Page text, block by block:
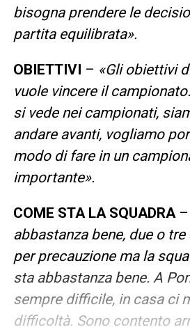
bisogna prendere le
partita equilibrata».
OBIETTIVI – «Gli obiettivi
vuole vincere il
si vede nei campionati,
andare avanti, vogliamo
modo di fare in un
importante».
COME STA LA SQUADRA–
abbastanza bene, due o
per precauzione ma la
sta abbastanza bene. A
sempre difficile, in casa ci
difficoltà. Sono contento